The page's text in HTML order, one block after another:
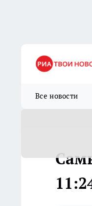
Все новости